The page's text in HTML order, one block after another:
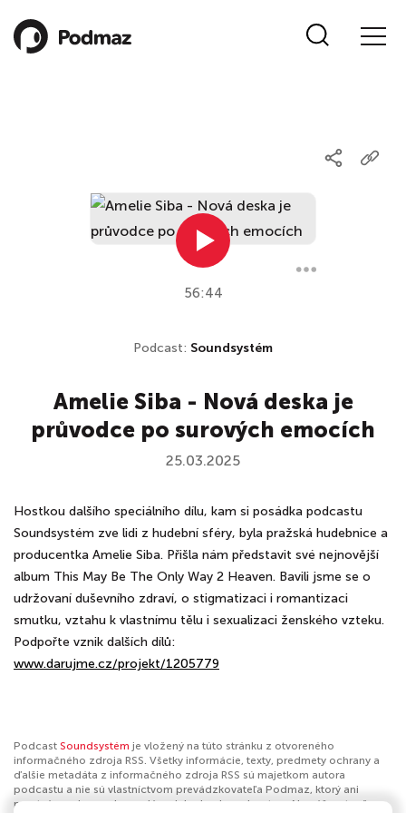
56:44
Podcast: Soundsystém
Amelie Siba - Nová deska je
průvodce po surových emocích
25.03.2025
Hostkou dalšího speciálního dílu, kam si posádka podcastu
Soundsystém zve lidi z hudební sféry, byla pražská hudebnice a
producentka Amelie Siba. Přišla nám představit své nejnovější
album This May Be The Only Way 2 Heaven. Bavili jsme se o
udržovaní duševního zdraví, o stigmatizaci i romantizaci
smutku, vztahu k vlastnímu tělu i sexualizaci ženského vzteku.
Podpořte vznik dalších dílů:
www.darujme.cz/projekt/1205779
Podcast Soundsystém je vložený na túto stránku z otvoreného
informačného zdroja RSS. Všetky informácie, texty, predmety ochrany a
ďalšie metadáta z informačného zdroja RSS sú majetkom autora
podcastu a nie sú vlastníctvom prevádzkovateľa Podmaz, ktorý ani
nevytvára ani nezodpovedá za ich obsah podcastov. Ak máš za to, že